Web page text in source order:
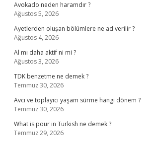
Avokado neden haramdır ?
Ağustos 5, 2026
Ayetlerden oluşan bölümlere ne ad verilir ?
Ağustos 4, 2026
Al mı daha aktif ni mi ?
Ağustos 3, 2026
TDK benzetme ne demek ?
Temmuz 30, 2026
Avcı ve toplayıcı yaşam sürme hangi dönem ?
Temmuz 30, 2026
What is pour in Turkish ne demek ?
Temmuz 29, 2026